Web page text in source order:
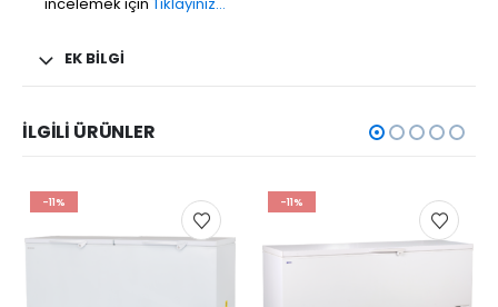
EK BILGI
İLGILI ÜRÜNLER
-11% -11%